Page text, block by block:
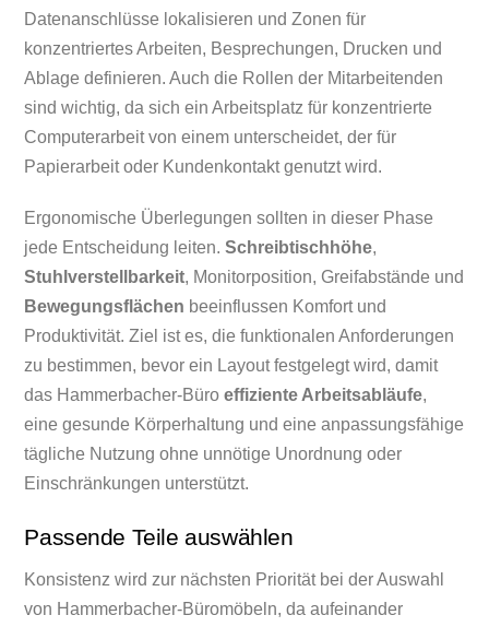
Datenanschlüsse lokalisieren und Zonen für
konzentriertes Arbeiten, Besprechungen, Drucken und
Ablage definieren. Auch die Rollen der Mitarbeitenden
sind wichtig, da sich ein Arbeitsplatz für konzentrierte
Computerarbeit von einem unterscheidet, der für
Papierarbeit oder Kundenkontakt genutzt wird.
Ergonomische Überlegungen sollten in dieser Phase
jede Entscheidung leiten.Schreibtischhöhe,
Stuhlverstellbarkeit, Monitorposition, Greifabstände und
Bewegungsflächen beeinflussen Komfort und
Produktivität. Ziel ist es, die funktionalen Anforderungen
zu bestimmen, bevor ein Layout festgelegt wird, damit
das Hammerbacher-Büroeffiziente Arbeitsabläufe,
eine gesunde Körperhaltung und eine anpassungsfähige
tägliche Nutzung ohne unnötige Unordnung oder
Einschränkungen unterstützt.
Passende Teile auswählen
Konsistenz wird zur nächsten Priorität bei der Auswahl
von Hammerbacher-Büromöbeln, da aufeinander